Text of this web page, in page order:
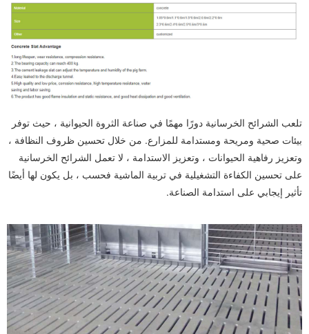
تلعب الشرائح الخرسانية دورًا مهمًا في صناعة الثروة الحيوانية ، حيث توفر
بيئات صحية ومريحة ومستدامة للمزارع. من خلال تحسين ظروف النظافة ،
وتعزيز رفاهية الحيوانات ، وتعزيز الاستدامة ، لا تعمل الشرائح الخرسانية
على تحسين الكفاءة التشغيلية في تربية الماشية فحسب ، بل يكون لها أيضًا
تأثير إيجابي على استدامة الصناعة.